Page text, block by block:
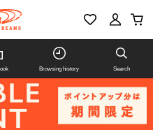
Browsing history Search